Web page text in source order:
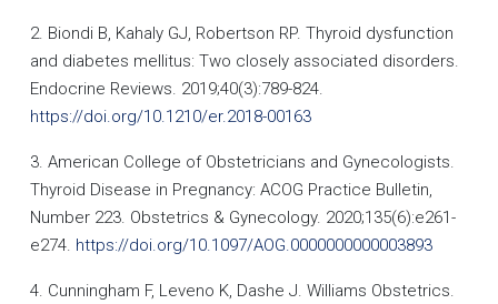
2. Biondi B, Kahaly GJ, Robertson RP. Thyroid dysfunction
and diabetes mellitus: Two closely associated disorders.
Endocrine Reviews. 2019;40(3):789-824.
https://doi.org/10.1210/er.2018-00163
3. American College of Obstetricians and Gynecologists.
Thyroid Disease in Pregnancy: ACOG Practice Bulletin,
Number 223. Obstetrics & Gynecology. 2020;135(6):e261-
e274. https://doi.org/10.1097/AOG.0000000000003893
4. Cunningham F, Leveno K, Dashe J. Williams Obstetrics.